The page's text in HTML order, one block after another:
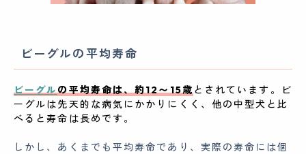
ビーグルの平均寿命
ビーグルの平均寿命は、約12〜15歳とされています。ビ
ーグルは先天的な病気にかかりにくく、他の中型犬と比
べると寿命は長めです。
しかし、あくまでも平均寿命であり、実際の寿命には個